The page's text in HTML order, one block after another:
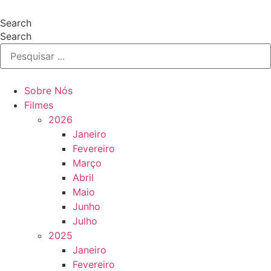
para
o
conteúdo
Search
Search
Sobre Nós
Filmes
2026
Janeiro
Fevereiro
Março
Abril
Maio
Junho
Julho
2025
Janeiro
Fevereiro